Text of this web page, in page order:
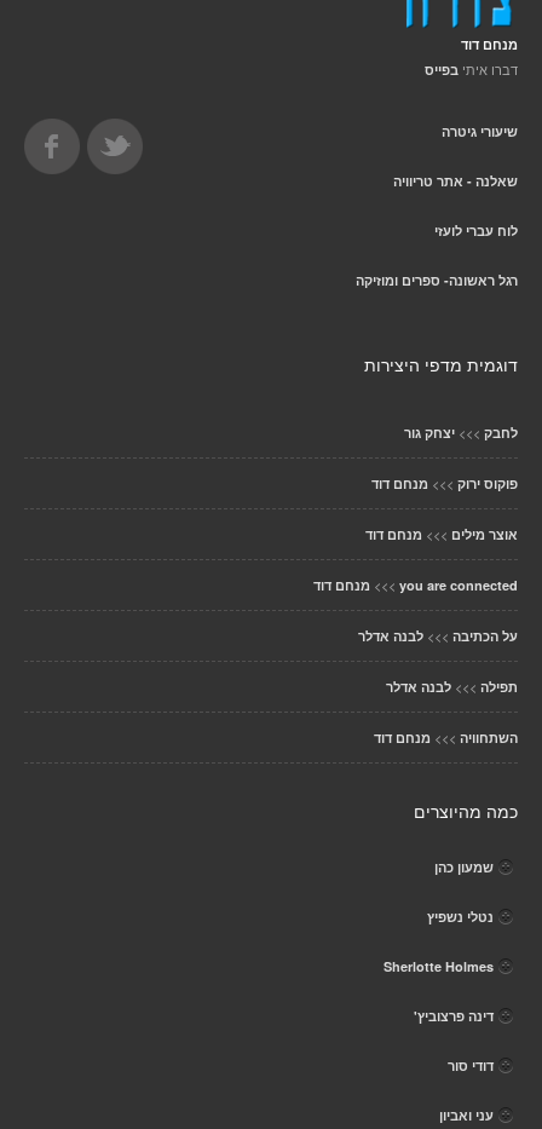
מנחם דוד
דברו איתי בפייס
שיעורי גיטרה
שאלנה - אתר טריוויה
לוח עברי לועזי
רגל ראשונה- ספרים ומוזיקה
דוגמית מדפי היצירות
לחבק >>> יצחק גור
פוקוס ירוק >>> מנחם דוד
אוצר מילים >>> מנחם דוד
you are connected
>>> מנחם דוד
על הכתיבה >>> לבנה אדלר
תפילה >>> לבנה אדלר
השתחוויה >>> מנחם דוד
כמה מהיוצרים
שמעון כהן
נטלי נשפיץ
Sherlotte Holmes
דינה פרצוביץ'
דודי סור
עני ואביון